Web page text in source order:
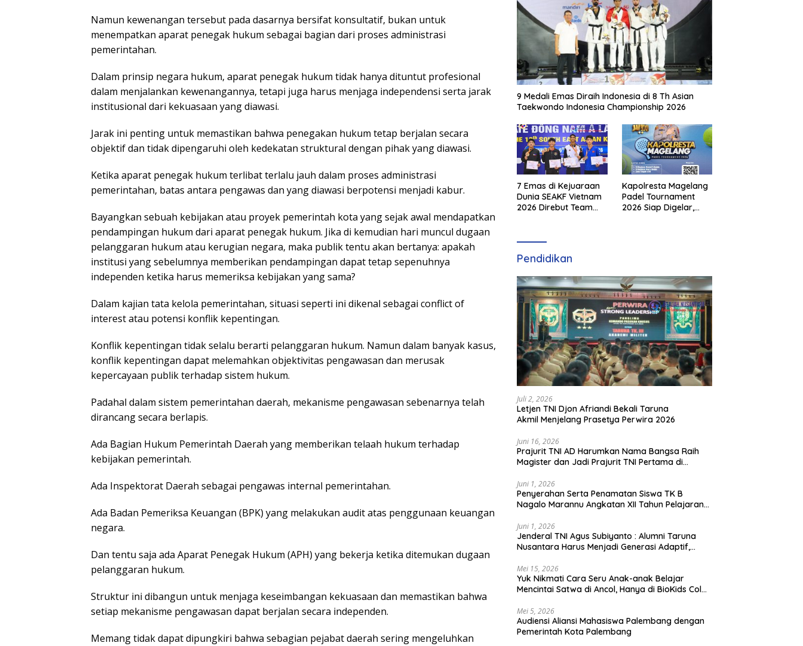
Namun kewenangan tersebut pada dasarnya bersifat konsultatif, bukan untuk
menempatkan aparat penegak hukum sebagai bagian dari proses administrasi
pemerintahan.
Dalam prinsip negara hukum, aparat penegak hukum tidak hanya dituntut profesional
dalam menjalankan kewenangannya, tetapi juga harus menjaga independensi serta jarak
institusional dari kekuasaan yang diawasi.
Jarak ini penting untuk memastikan bahwa penegakan hukum tetap berjalan secara
objektif dan tidak dipengaruhi oleh kedekatan struktural dengan pihak yang diawasi.
Ketika aparat penegak hukum terlibat terlalu jauh dalam proses administrasi
pemerintahan, batas antara pengawas dan yang diawasi berpotensi menjadi kabur.
Bayangkan sebuah kebijakan atau proyek pemerintah kota yang sejak awal mendapatkan
pendampingan hukum dari aparat penegak hukum. Jika di kemudian hari muncul dugaan
pelanggaran hukum atau kerugian negara, maka publik tentu akan bertanya: apakah
institusi yang sebelumnya memberikan pendampingan dapat tetap sepenuhnya
independen ketika harus memeriksa kebijakan yang sama?
Dalam kajian tata kelola pemerintahan, situasi seperti ini dikenal sebagai conflict of
interest atau potensi konflik kepentingan.
Konflik kepentingan tidak selalu berarti pelanggaran hukum. Namun dalam banyak kasus,
konflik kepentingan dapat melemahkan objektivitas pengawasan dan merusak
kepercayaan publik terhadap sistem hukum.
Padahal dalam sistem pemerintahan daerah, mekanisme pengawasan sebenarnya telah
dirancang secara berlapis.
Ada Bagian Hukum Pemerintah Daerah yang memberikan telaah hukum terhadap
kebijakan pemerintah.
Ada Inspektorat Daerah sebagai pengawas internal pemerintahan.
Ada Badan Pemeriksa Keuangan (BPK) yang melakukan audit atas penggunaan keuangan
negara.
Dan tentu saja ada Aparat Penegak Hukum (APH) yang bekerja ketika ditemukan dugaan
pelanggaran hukum.
Struktur ini dibangun untuk menjaga keseimbangan kekuasaan dan memastikan bahwa
setiap mekanisme pengawasan dapat berjalan secara independen.
Memang tidak dapat dipungkiri bahwa sebagian pejabat daerah sering mengeluhkan
9 Medali Emas Diraih Indonesia di 8 Th Asian
Taekwondo Indonesia Championship 2026
7 Emas di Kejuaraan
Dunia SEAKF Vietnam
2026 Direbut Team
Kapolresta Magelang
Padel Tournament
2026 Siap Digelar,
Pendidikan
Juli 2, 2026
Letjen TNI Djon Afriandi Bekali Taruna
Akmil Menjelang Prasetya Perwira 2026
Juni 16, 2026
Prajurit TNI AD Harumkan Nama Bangsa Raih
Magister dan Jadi Prajurit TNI Pertama di
Juni 1, 2026
Penyerahan Serta Penamatan Siswa TK B
Nagalo Marannu Angkatan XII Tahun Pelajaran
Juni 1, 2026
Jenderal TNI Agus Subiyanto : Alumni Taruna
Nusantara Harus Menjadi Generasi Adaptif,
Mei 15, 2026
Yuk Nikmati Cara Seru Anak-anak Belajar
Mencintai Satwa di Ancol, Hanya di BioKids Color
Mei 5, 2026
Audiensi Aliansi Mahasiswa Palembang dengan
Pemerintah Kota Palembang